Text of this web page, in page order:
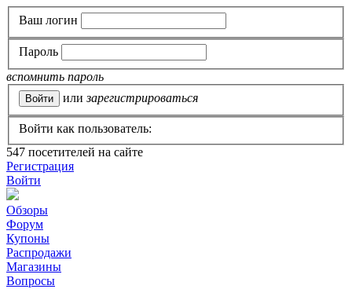
Ваш логин
Пароль
вспомнить пароль
или зарегистрироваться
Войти как пользователь:
547 посетителей на сайте
Регистрация
Войти
Обзоры
Форум
Купоны
Распродажи
Магазины
Вопросы